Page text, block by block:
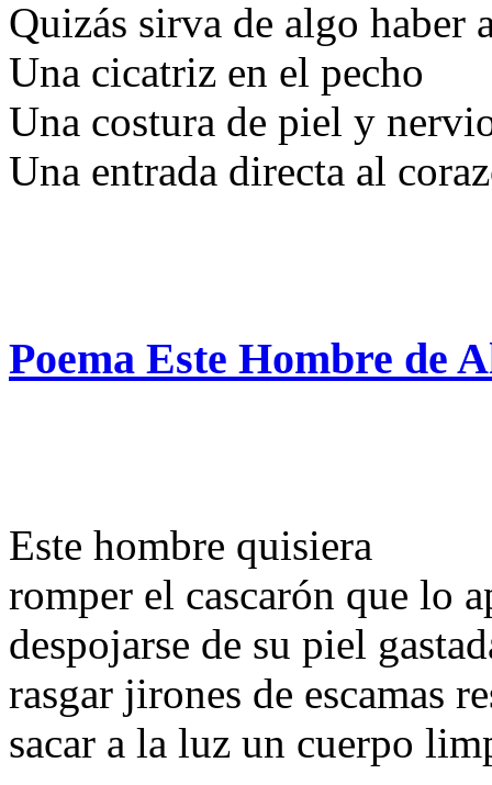
Quizás sirva de algo haber
Una cicatriz en el pecho
Una costura de piel y
Una entrada directa al
Poema Este Hombre de
Este hombre quisiera
romper el cascarón que lo
despojarse de su piel
rasgar jirones de escamas
sacar a la luz un cuerpo